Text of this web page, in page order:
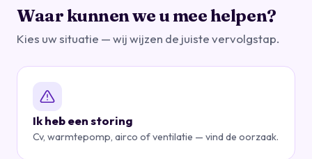
Waar kunnen we u mee helpen?
Kies uw situatie — wij wijzen de juiste vervolgstap.
Ik heb een storing
Cv, warmtepomp, airco of ventilatie — vind de oorzaak.